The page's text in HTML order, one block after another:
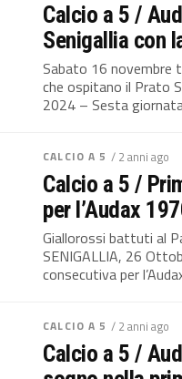
Calcio a 5 /
Senigallia con
Sabato 16 novembre
che ospitano il Prato
2024 – Sesta
CALCIO A 5 / 2 anni ago
Calcio a 5 /
per l’Audax
Giallorossi battuti al
SENIGALLIA, 26
consecutiva per
CALCIO A 5 / 2 anni ago
Calcio a 5 /